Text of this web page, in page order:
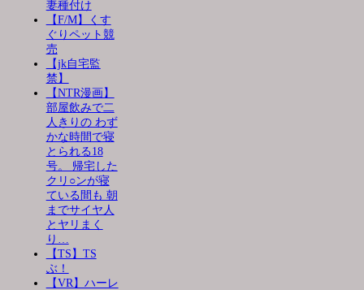
妻種付け
【F/M】くす
ぐりペット競
売
【jk自宅監
禁】
【NTR漫画】
部屋飲みで二
人きりの わず
かな時間で寝
とられる18
号。 帰宅した
クリ○ンが寝
ている間も 朝
までサイヤ人
とヤリまく
り…
【TS】TS
ぶ！
【VR】ハーレ